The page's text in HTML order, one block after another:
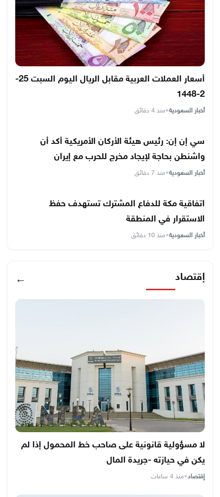
أسعار العملات العربية مقابل الريال اليوم السبت 25-
2-1448
أخبار السعودية•منذ 4 دقائق
سي إن إن: رئيس هيئة الأركان الأمريكية أكد أن
واشنطن بحاجة لإيجاد مخرج للحرب مع إيران
أخبار السعودية•منذ 7 دقائق
اتفاقية مكة للدفاع المشترك تستهدف حفظ
الاستقرار في المنطقة
أخبار السعودية•منذ 10 دقائق
إقتصاد ←
لا مسؤولية قانونية على صاحب خط المحمول إذا لم
يكن في حيازته -جريدة المال
إقتصاد•منذ 4 ساعات